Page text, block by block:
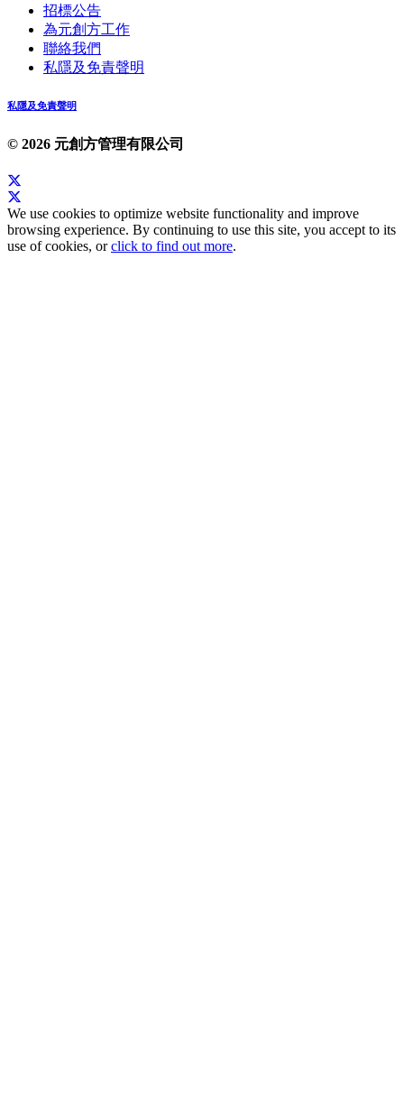
招標公告
為元創方工作
聯絡我們
私隱及免責聲明
私隱及免責聲明
© 2026 元創方管理有限公司
We use cookies to optimize website functionality and improve
browsing experience. By continuing to use this site, you accept to its
use of cookies, orclick to find out more.